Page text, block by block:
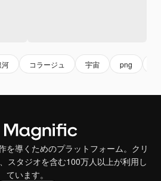
河 コラージュ 宇宙 png
を導くためのプラットフォーム。クリ
スタジオを含む100万人以上が利用し
ています。